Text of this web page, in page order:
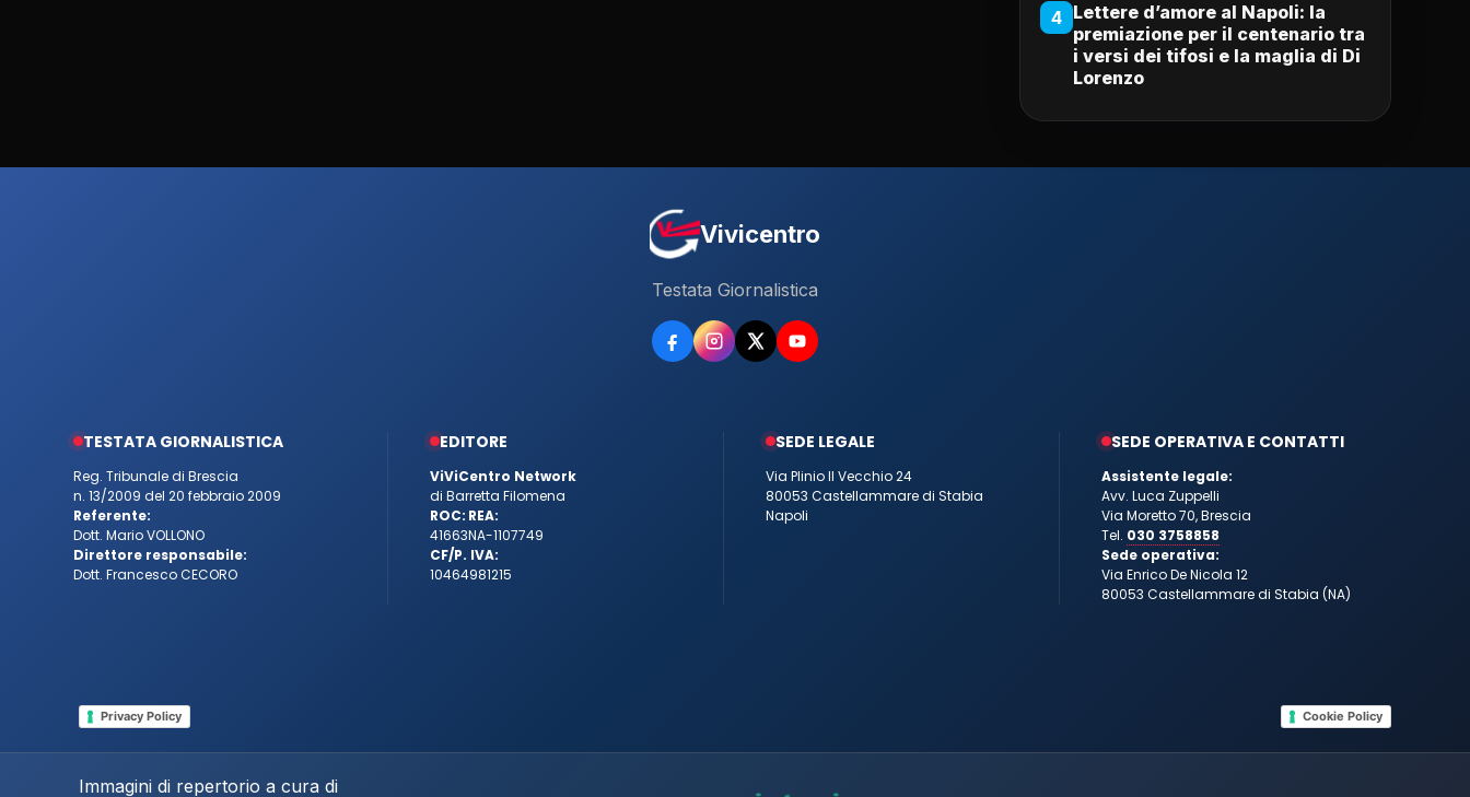
4 Lettere d’amore al Napoli: la
premiazione per il centenario tra
i versi dei tifosi e la maglia di Di
Lorenzo
Vivicentro
Testata Giornalistica
TESTATA GIORNALISTICA
Reg. Tribunale di Brescia
n. 13/2009 del 20 febbraio 2009
Referente:
Dott. Mario VOLLONO
Direttore responsabile:
Dott. Francesco CECORO
EDITORE
ViViCentro Network
di Barretta Filomena
ROC:
41663
REA:
NA-1107749
CF/P. IVA:
10464981215
SEDE LEGALE
Via Plinio Il Vecchio 24
80053 Castellammare di Stabia
Napoli
SEDE OPERATIVA E CONTATTI
Assistente legale:
Avv. Luca Zuppelli
Via Moretto 70, Brescia
Tel. 030 3758858
Sede operativa:
Via Enrico De Nicola 12
80053 Castellammare di Stabia (NA)
Privacy Policy Cookie Policy
Immagini di repertorio a cura di